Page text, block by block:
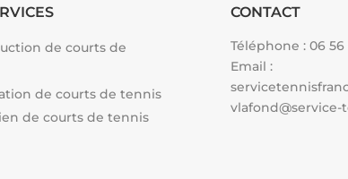
de courts de
de courts de tennis
de courts de tennis
CONTACT
Téléphone :06 56
Email :
vlafond@service-